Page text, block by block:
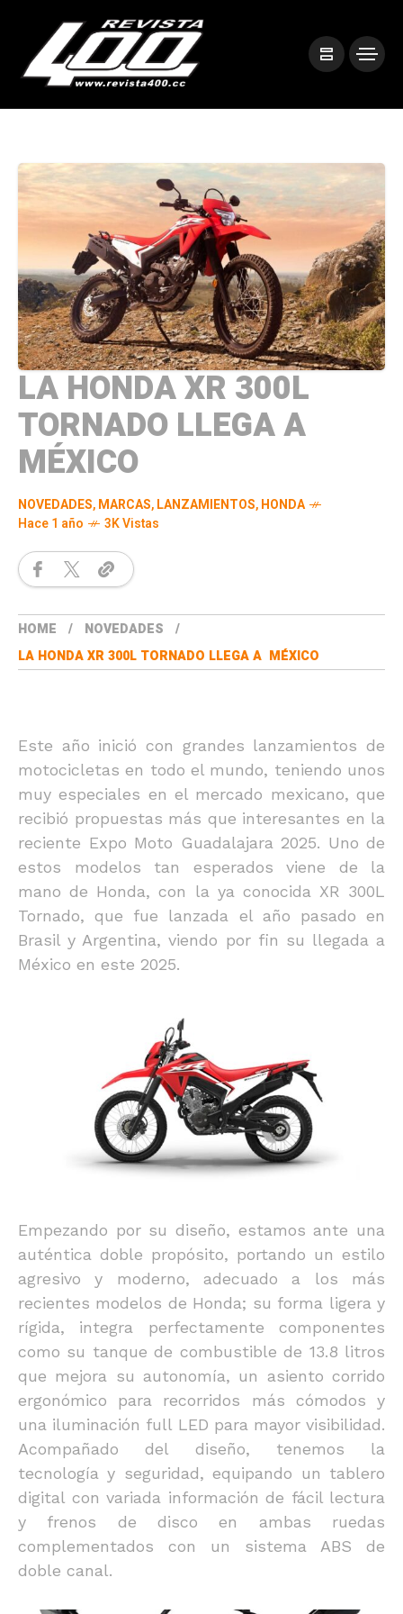
LA HONDA XR 300L
TORNADO LLEGA A
MÉXICO
NOVEDADES,MARCAS,LANZAMIENTOS,HONDA
Hace 1 año
3K Vistas
HOME
NOVEDADES
LA HONDA XR 300L TORNADO LLEGA A MÉXICO
Este año inició con grandes lanzamientos de
motocicletas en todo el mundo, teniendo unos
muy especiales en el mercado mexicano, que
recibió propuestas más que interesantes en la
reciente Expo Moto Guadalajara 2025. Uno de
estos modelos tan esperados viene de la
mano de Honda, con la ya conocida XR 300L
Tornado, que fue lanzada el año pasado en
Brasil y Argentina, viendo por fin su llegada a
México en este 2025.
Empezando por su diseño, estamos ante una
auténtica doble propósito, portando un estilo
agresivo y moderno, adecuado a los más
recientes modelos de Honda; su forma ligera y
rígida, integra perfectamente componentes
como su tanque de combustible de 13.8 litros
que mejora su autonomía, un asiento corrido
ergonómico para recorridos más cómodos y
una iluminación full LED para mayor visibilidad.
Acompañado del diseño, tenemos la
tecnología y seguridad, equipando un tablero
digital con variada información de fácil lectura
y frenos de disco en ambas ruedas
complementados con un sistema ABS de
doble canal.